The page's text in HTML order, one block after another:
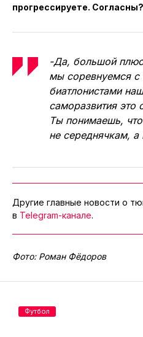
прогрессируете. Согласны?
-Да, большой
мы соревнуемся с
биатлонистами
саморазвития это
Ты понимаешь,
не середнячкам,
Другие главные новости о
в Telegram-канале.
Фото: Роман Фёдоров
Футбол